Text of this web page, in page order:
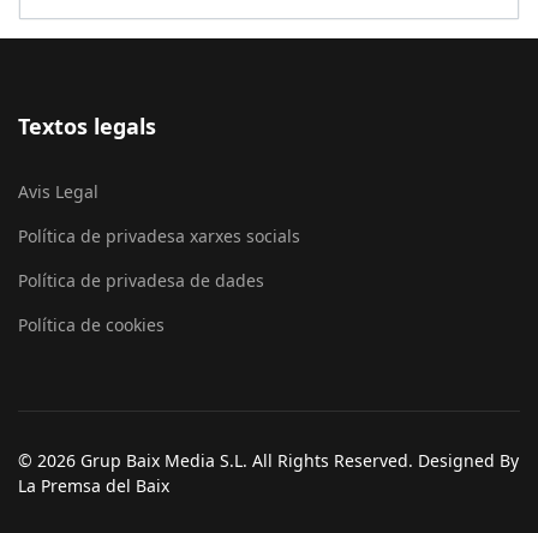
Textos legals
Avis Legal
Política de privadesa xarxes socials
Política de privadesa de dades
Política de cookies
© 2026 Grup Baix Media S.L. All Rights Reserved. Designed By
La Premsa del Baix